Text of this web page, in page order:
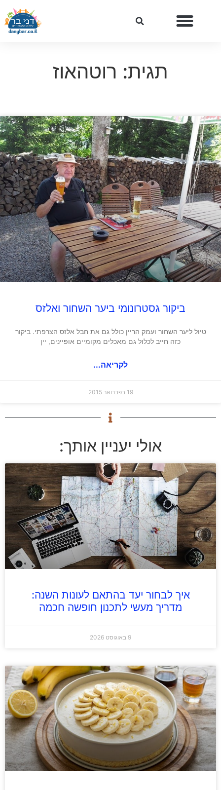
תגית: רוטהאוז
ביקור גסטרונומי ביער השחור ואלזס
טיול ליער השחור ועמק הריין כולל גם את חבל אלזס הצרפתי. ביקור
כזה חייב לכלול גם מאכלים מקומיים אופיינים, יין
לקריאה...
19 בפברואר 2015
אולי יעניין אותך:
איך לבחור יעד בהתאם לעונות השנה:
מדריך מעשי לתכנון חופשה חכמה
9 באוגוסט 2026